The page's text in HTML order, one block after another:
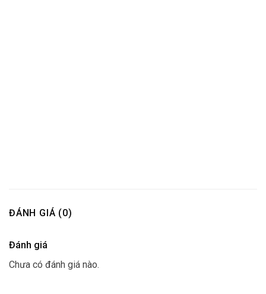
ĐÁNH GIÁ (0)
Đánh giá
Chưa có đánh giá nào.